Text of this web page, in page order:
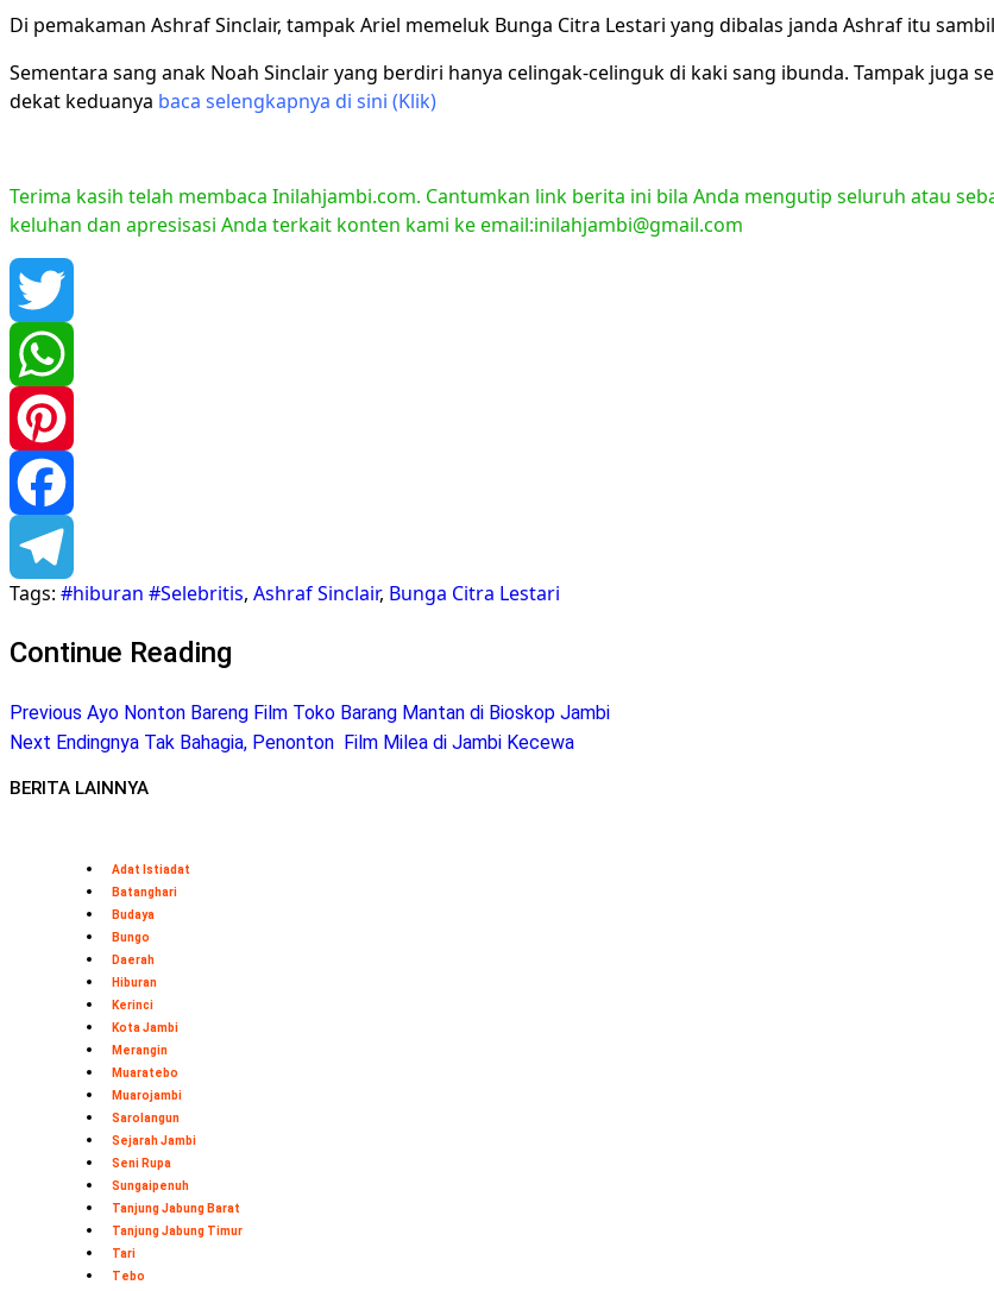
Di pemakaman Ashraf Sinclair, tampak Ariel memeluk Bunga Citra Lestari yang dibalas janda Ashraf itu
Sementara sang anak Noah Sinclair yang berdiri hanya celingak-celinguk di kaki sang ibunda. Tampak juga
dekat keduanya baca selengkapnya di sini (Klik)
Terima kasih telah membaca Inilahjambi.com. Cantumkan link berita ini bila Anda mengutip seluruh atau
keluhan dan apresisasi Anda terkait konten kami ke email:inilahjambi@gmail.com
Twitter
WhatsApp
Pinterest
Facebook
Telegram
Tags: #hiburan #Selebritis, Ashraf Sinclair, Bunga Citra Lestari
Continue Reading
Previous Ayo Nonton Bareng Film Toko Barang Mantan di Bioskop Jambi
Next Endingnya Tak Bahagia, Penonton Film Milea di Jambi Kecewa
BERITA LAINNYA
Adat Istiadat
Batanghari
Budaya
Bungo
Daerah
Hiburan
Kerinci
Kota Jambi
Merangin
Muaratebo
Muarojambi
Sarolangun
Sejarah Jambi
Seni Rupa
Sungaipenuh
Tanjung Jabung Barat
Tanjung Jabung Timur
Tari
Tebo